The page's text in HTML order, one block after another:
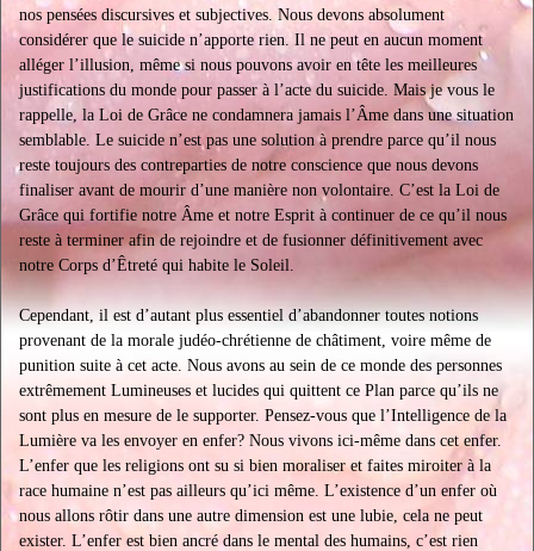
nos pensées discursives et subjectives. Nous devons absolument
considérer que le suicide n’apporte rien. Il ne peut en aucun moment
alléger l’illusion, même si nous pouvons avoir en tête les meilleures
justifications du monde pour passer à l’acte du suicide. Mais je vous le
rappelle, la Loi de Grâce ne condamnera jamais l’Âme dans une situation
semblable. Le suicide n’est pas une solution à prendre parce qu’il nous
reste toujours des contreparties de notre conscience que nous devons
finaliser avant de mourir d’une manière non volontaire. C’est la Loi de
Grâce qui fortifie notre Âme et notre Esprit à continuer de ce qu’il nous
reste à terminer afin de rejoindre et de fusionner définitivement avec
notre Corps d’Êtreté qui habite le Soleil.
Cependant, il est d’autant plus essentiel d’abandonner toutes notions
provenant de la morale judéo-chrétienne de châtiment, voire même de
punition suite à cet acte. Nous avons au sein de ce monde des personnes
extrêmement Lumineuses et lucides qui quittent ce Plan parce qu’ils ne
sont plus en mesure de le supporter. Pensez-vous que l’Intelligence de la
Lumière va les envoyer en enfer? Nous vivons ici-même dans cet enfer.
L’enfer que les religions ont su si bien moraliser et faites miroiter à la
race humaine n’est pas ailleurs qu’ici même. L’existence d’un enfer où
nous allons rôtir dans une autre dimension est une lubie, cela ne peut
exister. L’enfer est bien ancré dans le mental des humains, c’est rien